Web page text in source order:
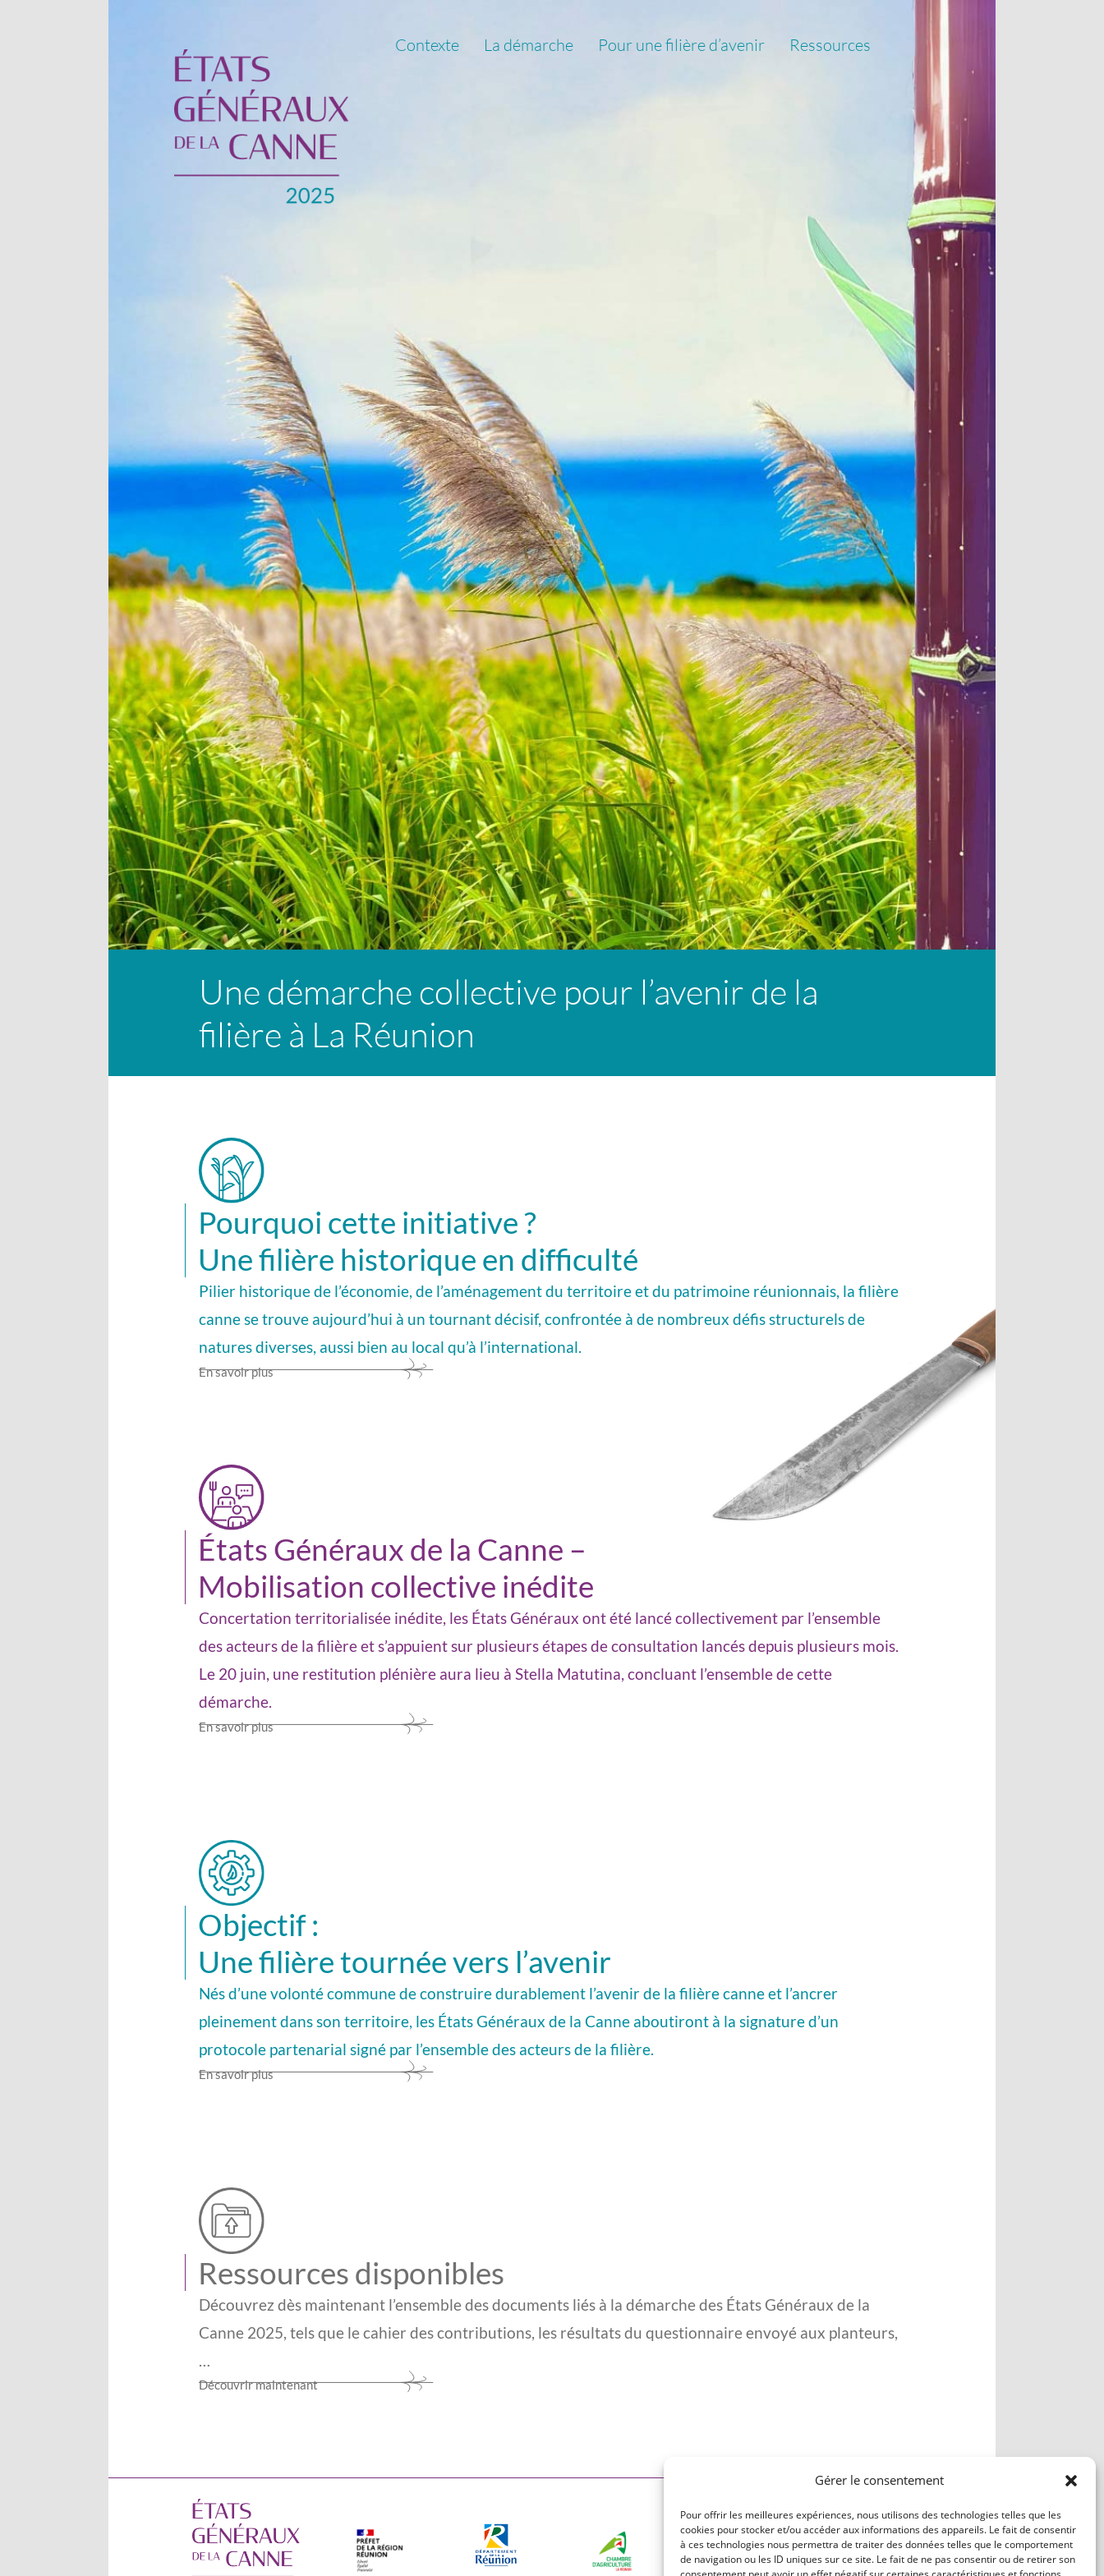
Gérer le consentement
Pour offrir les meilleures expériences, nous utilisons des technologies telles que les
cookies pour stocker et/ou accéder aux informations des appareils. Le fait de consentir
à ces technologies nous permettra de traiter des données telles que le comportement
de navigation ou les ID uniques sur ce site. Le fait de ne pas consentir ou de retirer son
Contexte La démarche Pour une filière d’avenir Ressources
Une démarche collective pour l’avenir de la
filière à La Réunion
Pourquoi cette initiative ?
Une filière historique en difficulté
Pilier historique de l’économie, de l’aménagement du territoire et du patrimoine réunionnais, la filière
canne se trouve aujourd’hui à un tournant décisif, confrontée à de nombreux défis structurels de
natures diverses, aussi bien au local qu’à l’international.
En savoir plus
États Généraux de la Canne –
Mobilisation collective inédite
Concertation territorialisée inédite, les États Généraux ont été lancé collectivement par l’ensemble
des acteurs de la filière et s’appuient sur plusieurs étapes de consultation lancés depuis plusieurs mois.
Le 20 juin, une restitution plénière aura lieu à Stella Matutina, concluant l’ensemble de cette
démarche.
En savoir plus
Objectif :
Une filière tournée vers l’avenir
Nés d’une volonté commune de construire durablement l’avenir de la filière canne et l’ancrer
pleinement dans son territoire, les États Généraux de la Canne aboutiront à la signature d’un
protocole partenarial signé par l’ensemble des acteurs de la filière.
En savoir plus
Ressources disponibles
Découvrez dès maintenant l’ensemble des documents liés à la démarche des États Généraux de la
Canne 2025, tels que le cahier des contributions, les résultats du questionnaire envoyé aux planteurs,
Découvrir maintenant